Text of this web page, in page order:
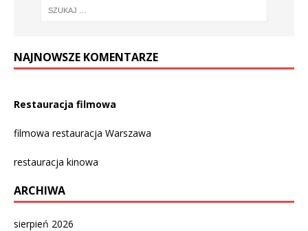
NAJNOWSZE KOMENTARZE
Restauracja filmowa
filmowa restauracja Warszawa
restauracja kinowa
ARCHIWA
sierpień 2026